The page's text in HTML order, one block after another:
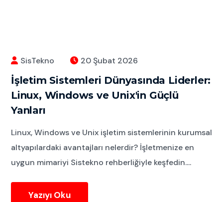
SisTekno 20 Şubat 2026
İşletim Sistemleri Dünyasında Liderler:
Linux, Windows ve Unix'in Güçlü
Yanları
Linux, Windows ve Unix işletim sistemlerinin kurumsal
altyapılardaki avantajları nelerdir? İşletmenize en
uygun mimariyi Sistekno rehberliğiyle keşfedin....
Yazıyı Oku